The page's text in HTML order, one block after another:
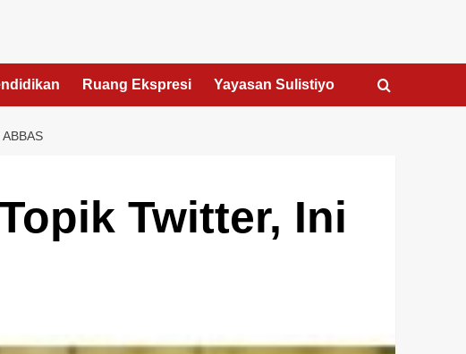
Ruang Ekspresi Yayasan Sulistiyo
Twitter, Ini